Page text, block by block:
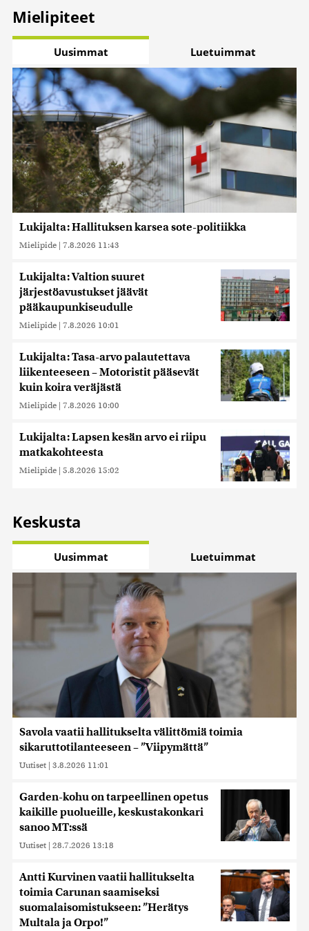
Mielipiteet
Uusimmat Luetuimmat
Lukijalta: Hallituksen karsea sote-politiikka
Mielipide | 7.8.2026 11:43
Lukijalta: Valtion suuret
järjestöavustukset jäävät
pääkaupunkiseudulle
Mielipide | 7.8.2026 10:01
Lukijalta: Tasa-arvo palautettava
liikenteeseen – Motoristit pääsevät
kuin koira veräjästä
Mielipide | 7.8.2026 10:00
Lukijalta: Lapsen kesän arvo ei riipu
matkakohteesta
Mielipide | 5.8.2026 15:02
Keskusta
Uusimmat Luetuimmat
Savola vaatii hallitukselta välittömiä toimia
sikaruttotilanteeseen – ”Viipymättä”
Uutiset | 3.8.2026 11:01
Garden-kohu on tarpeellinen opetus
kaikille puolueille, keskustakonkari
sanoo MT:ssä
Uutiset | 28.7.2026 13:18
Antti Kurvinen vaatii hallitukselta
toimia Carunan saamiseksi
suomalaisomistukseen: ”Herätys
Multala ja Orpo!”